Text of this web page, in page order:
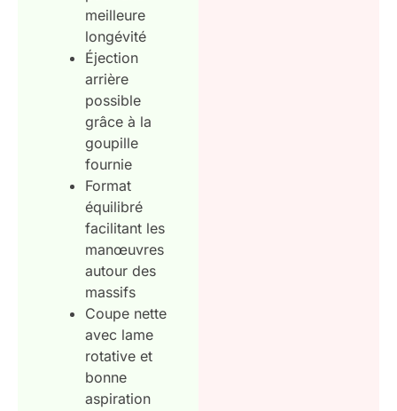
meilleure
longévité
Éjection
arrière
possible
grâce à la
goupille
fournie
Format
équilibré
facilitant les
manœuvres
autour des
massifs
Coupe nette
avec lame
rotative et
bonne
aspiration